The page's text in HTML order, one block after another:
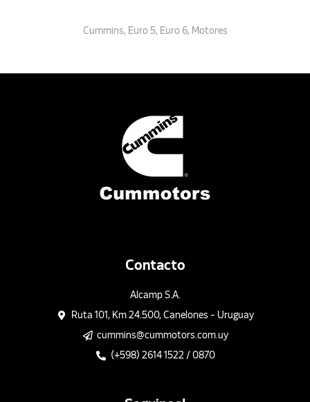
Cummins, Euro 5, Euro 6, Motores
Contacto
Alcamp S.A.
Ruta 101, Km 24.500, Canelones - Uruguay
cummins@cummotors.com.uy
(+598) 2614 1522 / 0870